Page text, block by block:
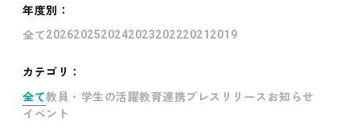
年度別 ：
全て202620252024202320222021 2019
カテゴリ：
全て教員・学生の活躍教育連携プレスリリース お知らせ
イベント